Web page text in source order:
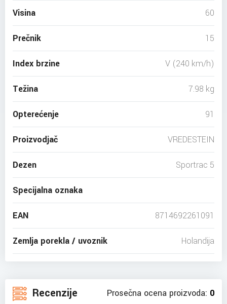
Visina 60
Prečnik 15
Index brzine V (240 km/h)
Težina 7.98 kg
Opterećenje 91
Proizvodjač VREDESTEIN
Dezen Sportrac 5
Specijalna oznaka
EAN 8714692261091
Zemlja porekla / uvoznik Holandija
Recenzije Prosečna ocena proizvoda: 0